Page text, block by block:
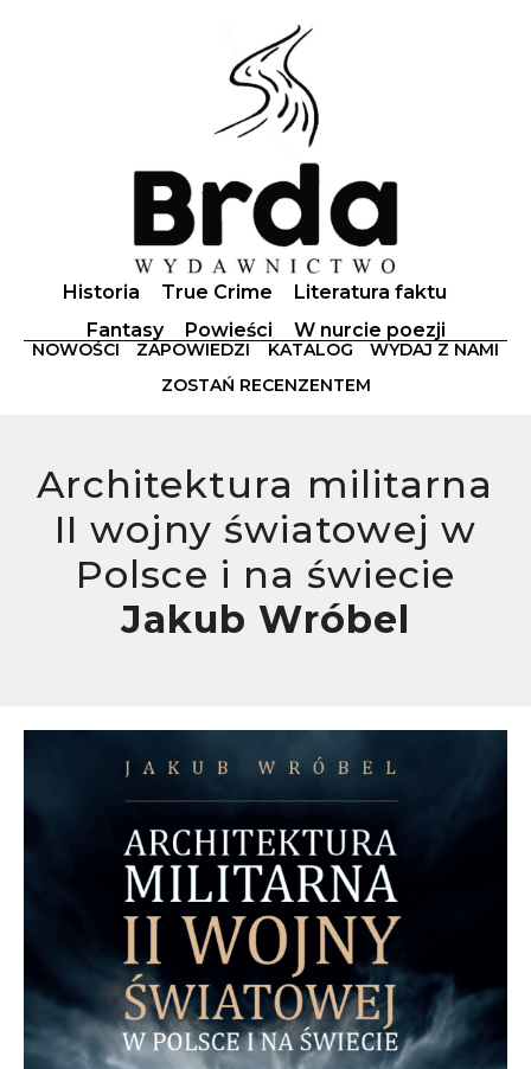
Historia True Crime
Literatura faktu
Fantasy
Powieści W nurcie poezji
NOWOŚCI ZAPOWIEDZI KATALOG
WYDAJ Z NAMI
ZOSTAŃ RECENZENTEM
Architektura militarna
II wojny światowej w
Polsce i na świecie
Jakub Wróbel